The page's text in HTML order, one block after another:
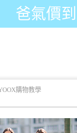
爸氣價
購物教學